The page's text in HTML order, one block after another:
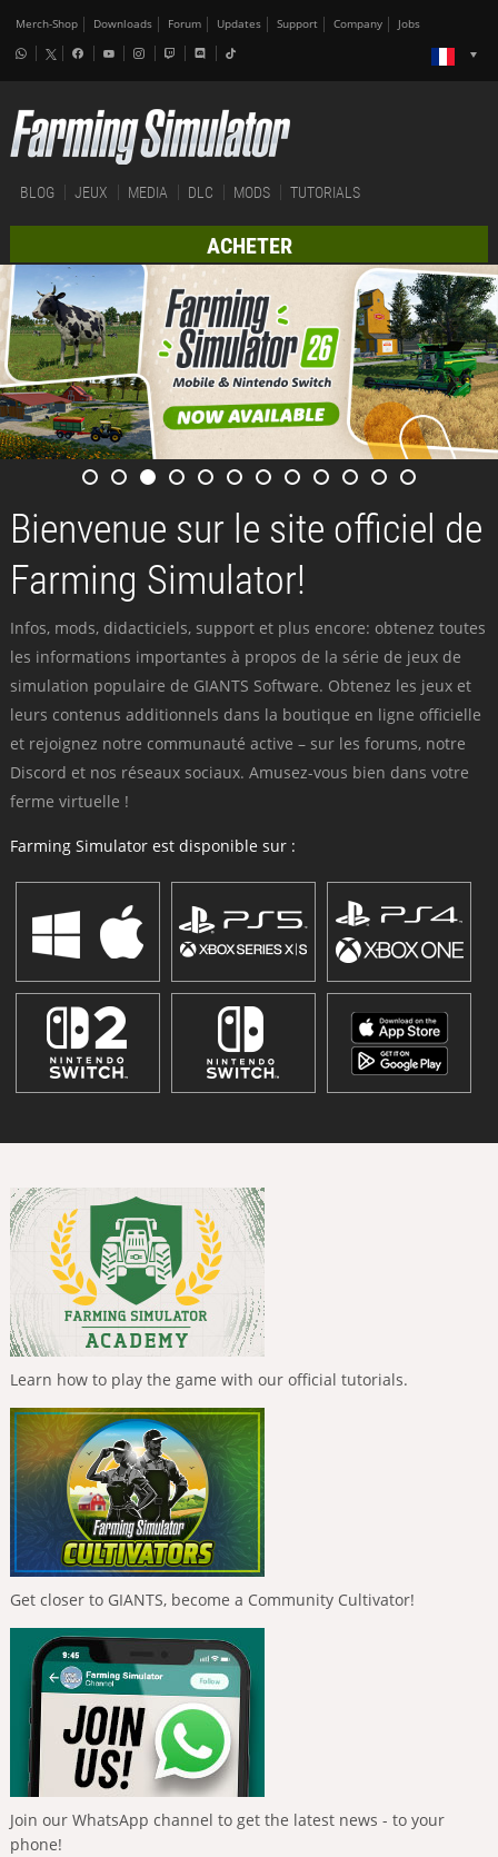
Merch-Shop Downloads Forum Updates Support Company Jobs
BLOG JEUX MEDIA DLC MODS TUTORIALS
ACHETER
Bienvenue sur le site officiel de
Farming Simulator!
Infos, mods, didacticiels, support et plus encore: obtenez toutes
les informations importantes à propos de la série de jeux de
simulation populaire de GIANTS Software. Obtenez les jeux et
leurs contenus additionnels dans la boutique en ligne officielle
et rejoignez notre communauté active – sur les forums, notre
Discord et nos réseaux sociaux. Amusez-vous bien dans votre
ferme virtuelle !
Farming Simulator est disponible sur :
Learn how to play the game with our official tutorials.
Get closer to GIANTS, become a Community Cultivator!
Join our WhatsApp channel to get the latest news - to your
phone!